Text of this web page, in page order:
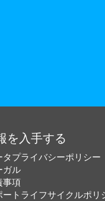
を入手する
タプライバシーポリシー
ガル
事項
ートライフサイクルポリ